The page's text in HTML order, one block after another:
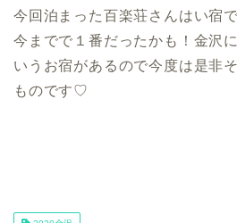
今回泊まった百楽荘さんはい宿
今までで１番だったかも！金沢
いうお宿があるので今度は是非
ものです♡